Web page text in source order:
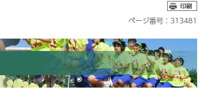
ページ番号：313481